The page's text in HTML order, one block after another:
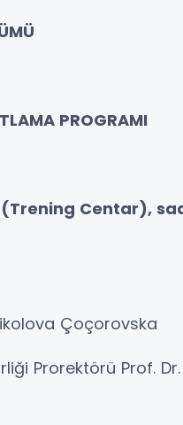
PROGRAMI
(Trening Centar),
Çoçorovska
Prorektörü Prof. Dr.